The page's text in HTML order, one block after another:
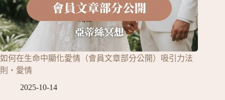
如何在生命中顯化愛情（會員文章部分公開）吸引力法
則‧愛情
2025-10-14